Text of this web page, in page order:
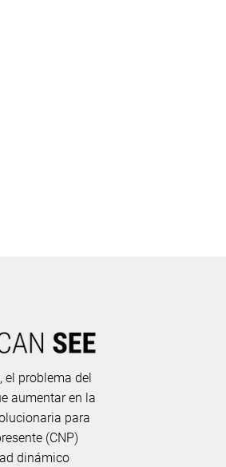
problema del
aumentar en la
para
(CNP)
dinámico